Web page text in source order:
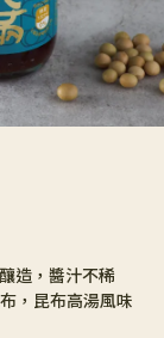
造，醬汁不稀
，昆布高湯風味